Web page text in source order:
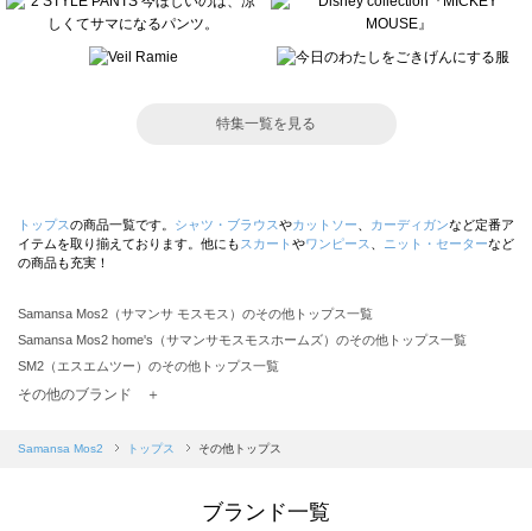
特集一覧を見る
トップスの商品一覧です。 シャツ・ブラウスやカットソー カーディガンなど定番ア
イテムを取り揃えております。他にも スカート やワンピース ニット・セーターなど
の商品も充実！
Samansa Mos2（サマンサ モスモス）のその他トップス一覧
Samansa Mos2 home's（サマンサモスモスホームズ）のその他トップス一覧
SM2（エスエムツー）のその他トップス一覧
Samansa Mos2 blue（サマンサモスモス ブルー）のその他トップス一覧
sō4ū（ソウフォーユー）のその他トップス一覧
その他のブランド ＋
Samansa Mos2 トップス その他トップス
ブランド一覧